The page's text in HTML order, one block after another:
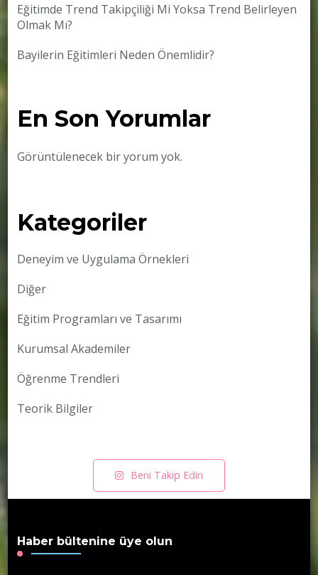
Eğitimde Trend Takipçiliği Mi Yoksa Trend Belirleyen
Olmak Mı?
Bayilerin Eğitimleri Neden Önemlidir?
En Son Yorumlar
Görüntülenecek bir yorum yok.
Kategoriler
Deneyim ve Uygulama Örnekleri
Diğer
Eğitim Programları ve Tasarımı
Kurumsal Akademiler
Öğrenme Trendleri
Teorik Bilgiler
Beni Takip Edin
Haber bültenine üye olun